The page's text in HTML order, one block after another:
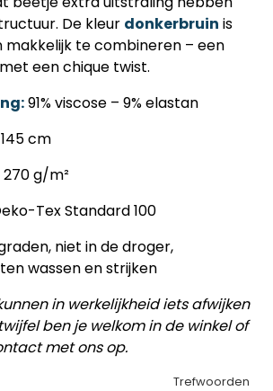
De kleur donkerbruin is
makkelijk te combineren – een
een chique twist.
91% viscose – 9% elastan
cm
270 g/m²
Tex Standard 100
niet in de droger,
wassen en strijken
in werkelijkheid iets afwijken
ben je welkom in de winkel of
met ons op.
Trefwoorden